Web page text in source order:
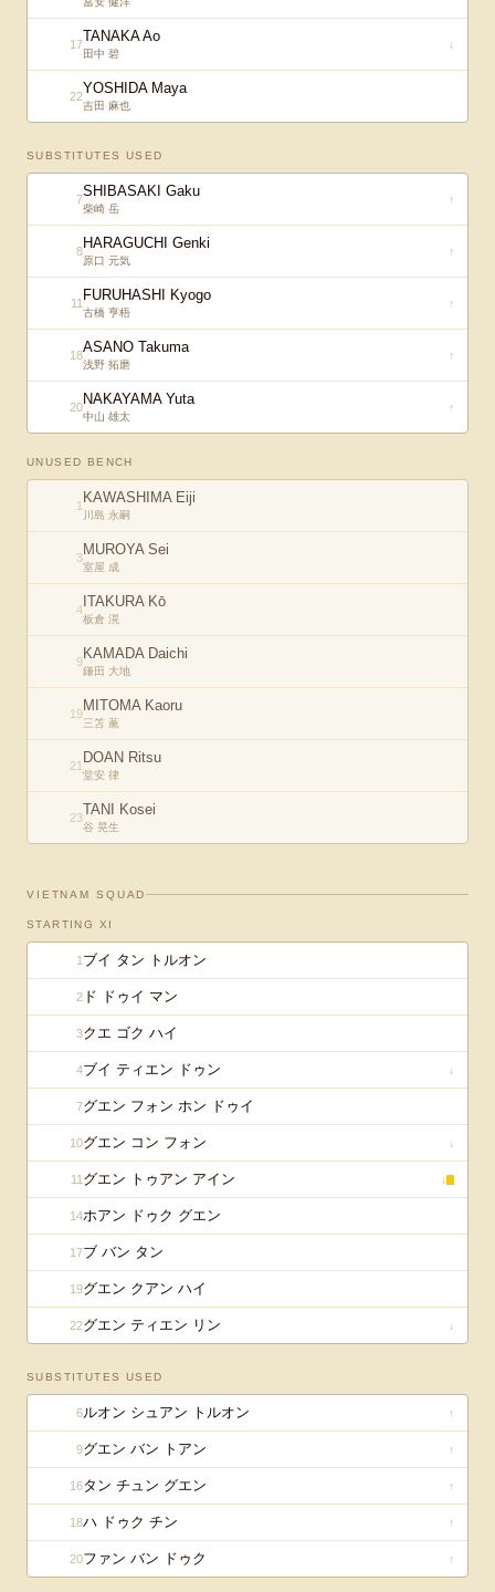
17TANAKA Ao
田中 碧
↓
22YOSHIDA Maya
吉田 麻也
SUBSTITUTES USED
7SHIBASAKI Gaku
柴崎 岳
↑
8HARAGUCHI Genki
原口 元気
↑
11 FURUHASHI Kyogo
古橋 亨梧
↑
18ASANO Takuma
浅野 拓磨
↑
20NAKAYAMA Yuta
中山 雄太
↑
UNUSED BENCH
1 KAWASHIMA Eiji
川島 永嗣
3MUROYA Sei
室屋 成
4 ITAKURA Kō
板倉 滉
9KAMADA Daichi
鎌田 大地
19MITOMA Kaoru
三笘 薫
21 DOAN Ritsu
堂安 律
23TANI Kosei
谷 晃生
VIETNAM SQUAD
STARTING XI
1 ブイ タン トルオン
2 ド ドゥイ マン
3クエ ゴク ハイ
4ブイ ティエン ドゥン ↓
7グエン フォン ホン ドゥイ
10グエン コン フォン ↓
11 グエン トゥアン アイン ↓
14ホアン ドゥク グエン
17ブ バン タン
19グエン クアン ハイ
22グエン ティエン リン ↓
SUBSTITUTES USED
6ルオン シュアン トルオン ↑
9グエン バン トアン ↑
16タン チュン グエン ↑
18ハ ドゥク チン ↑
20ファン バン ドゥク ↑